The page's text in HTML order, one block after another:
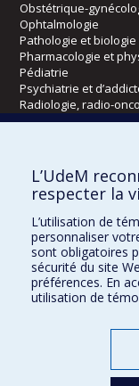
Obstétrique-
Ophtalmologie
Pathologie et
Pharmacologie et
Pédiatrie
Psychiatrie et
Radiologie, radio-
Kinésiologie et des
Orthophonie et
Réadaptation
Directions
DPC
CPASS
L’UdeM
respecter la
L’utilisation de
personnaliser
sont obligatoires
sécurité du site
préférences. En
utilisation de